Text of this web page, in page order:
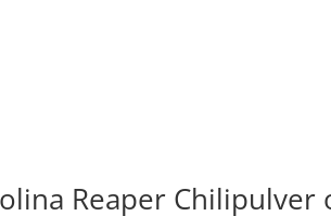
Reaper Chilipulver